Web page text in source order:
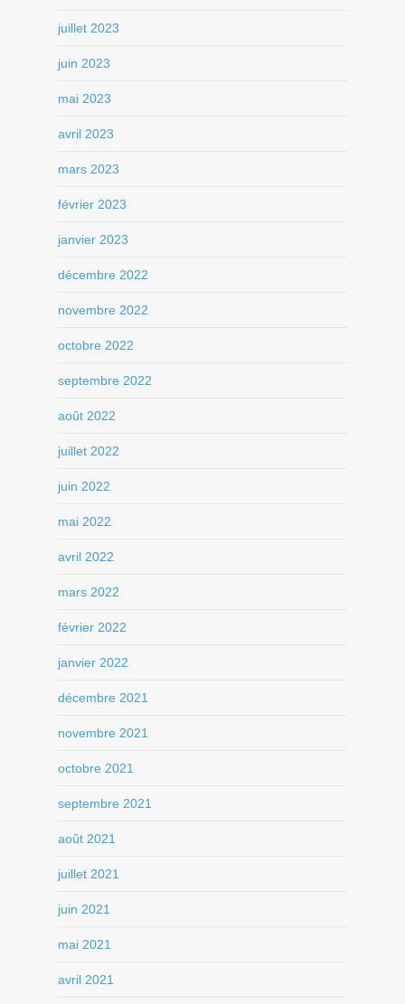
juillet 2023
juin 2023
mai 2023
avril 2023
mars 2023
février 2023
janvier 2023
décembre 2022
novembre 2022
octobre 2022
septembre 2022
août 2022
juillet 2022
juin 2022
mai 2022
avril 2022
mars 2022
février 2022
janvier 2022
décembre 2021
novembre 2021
octobre 2021
septembre 2021
août 2021
juillet 2021
juin 2021
mai 2021
avril 2021